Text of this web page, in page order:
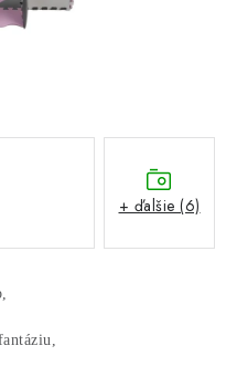
Galéria od Zákaznikov
+ ďalšie (6)